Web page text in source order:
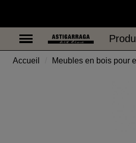
Accueil Meubles en bois pour